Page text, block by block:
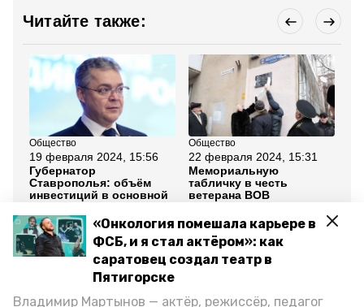
«Онкология помешала карьере в
ФСБ, и я стал актёром»: как
саратовец создал театр в
Пятигорске
Владимир Мартынов — актёр, режиссёр, педагог
Читайте также:
Общество
19 февраля 2024, 15:56
Губернатор
Ставрополья: объём
инвестиций в основной
на 10%
Общество
22 февраля 2024, 15:31
Мемориальную
табличку в честь
ветерана ВОВ
Пятигорске
Все новости